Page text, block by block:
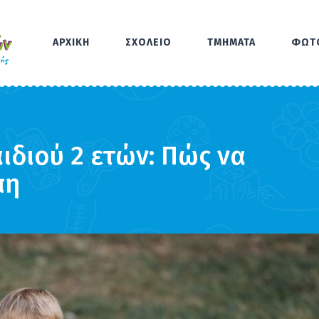
ΑΡΧΙΚΗ ΣΧΟΛΕΙΟ ΤΜΗΜΑΤΑ
2 ετών: Πώς να